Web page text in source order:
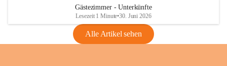
Gästezimmer - Unterkünfte
Lesezeit 1 Minute•30. Juni 2026
Alle Artikel sehen